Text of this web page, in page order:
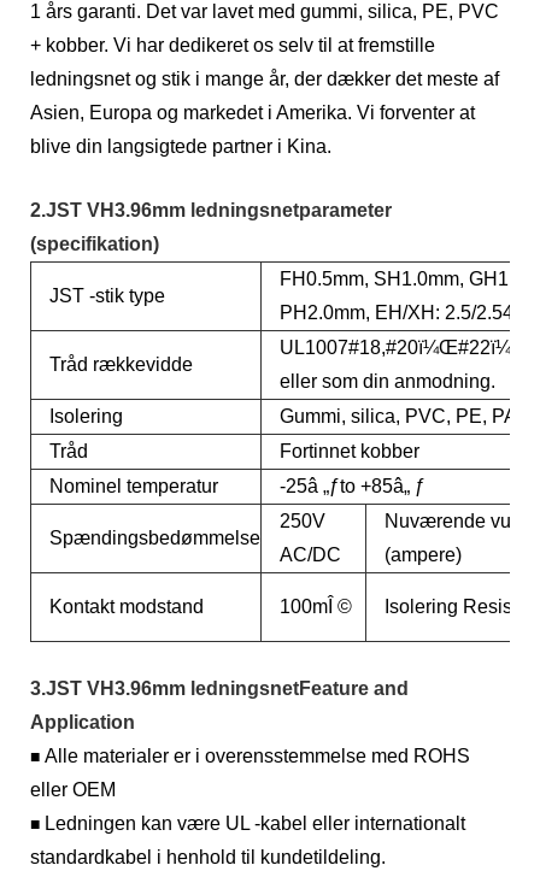
1 års garanti. Det var lavet med gummi, silica, PE, PVC
+ kobber. Vi har dedikeret os selv til at fremstille
ledningsnet og stik i mange år, der dækker det meste af
Asien, Europa og markedet i Amerika. Vi forventer at
blive din langsigtede partner i Kina.
2.JST VH3.96mm ledningsnetparameter
(specifikation)
JST -stik type
FH0.5mm, SH1.0mm,
PH2.0mm, EH/XH: 2.5/
Tråd rækkevidde
eller som din anmodning.
Isolering
Gummi, silica, PVC, PE, PA ...
Tråd
Fortinnet kobber
Nominel temperatur
-25â „ƒto +85â„ ƒ
Spændingsbedømmelse
250V
AC/DC
Nuværende
(ampere)
Kontakt modstand 100mÎ © Isolering
3.JST VH3.96mm ledningsnetFeature and
Application
■ Alle materialer er i overensstemmelse med ROHS
eller OEM
■ Ledningen kan være UL -kabel eller internationalt
standardkabel i henhold til kundetildeling.